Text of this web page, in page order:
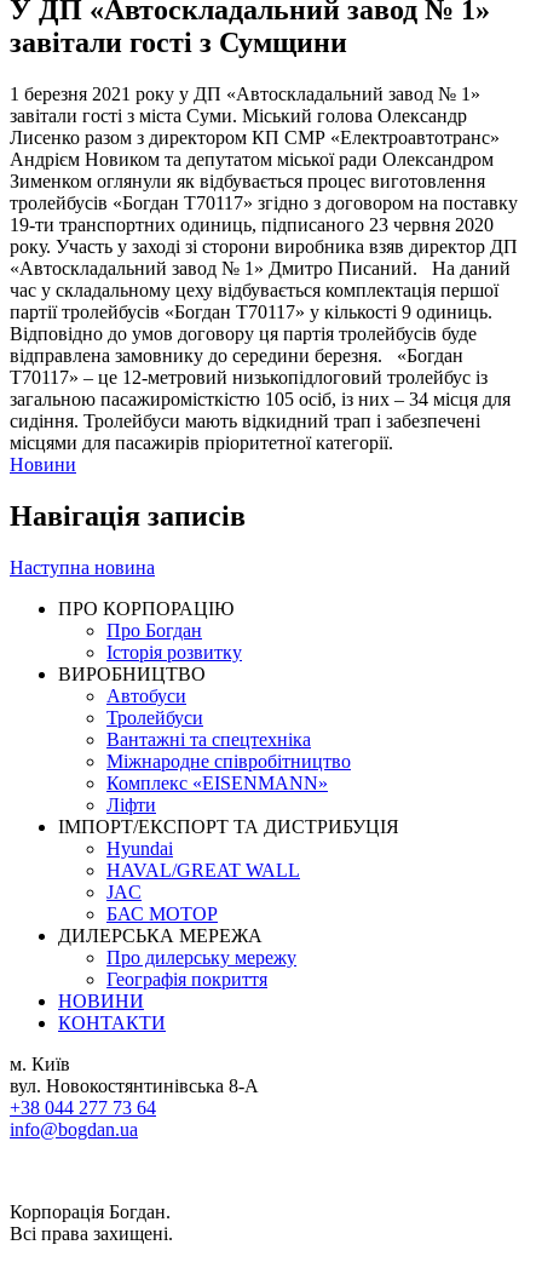
У ДП «Автоскладальний завод № 1»
завітали гості з Сумщини
1 березня 2021 року у ДП «Автоскладальний завод № 1»
завітали гості з міста Суми. Міський голова Олександр
Лисенко разом з директором КП СМР «Електроавтотранс»
Андрієм Новиком та депутатом міської ради Олександром
Зименком оглянули як відбувається процес виготовлення
тролейбусів «Богдан Т70117» згідно з договором на поставку
19-ти транспортних одиниць, підписаного 23 червня 2020
року. Участь у заході зі сторони виробника взяв директор ДП
«Автоскладальний завод № 1» Дмитро Писаний.
На даний
час у складальному цеху відбувається комплектація першої
партії тролейбусів «Богдан Т70117» у кількості 9 одиниць.
Відповідно до умов договору ця партія тролейбусів буде
відправлена замовнику до середини березня.
«Богдан
Т70117» – це 12-метровий низькопідлоговий тролейбус із
загальною пасажиромісткістю 105 осіб, із них – 34 місця для
сидіння. Тролейбуси мають відкидний трап і забезпечені
місцями для пасажирів пріоритетної категорії.
Новини
Навігація записів
Наступна новина
ПРО КОРПОРАЦІЮ
Про Богдан
Історія розвитку
ВИРОБНИЦТВО
Автобуси
Тролейбуси
Вантажні та спецтехніка
Міжнародне співробітництво
Комплекс «EISENMANN»
Ліфти
ІМПОРТ/ЕКСПОРТ ТА ДИСТРИБУЦІЯ
Hyundai
HAVAL/GREAT WALL
JAC
БАС МОТОР
ДИЛЕРСЬКА МЕРЕЖА
Про дилерську мережу
Географія покриття
НОВИНИ
КОНТАКТИ
м. Київ
вул. Новокостянтинівська 8-А
+38 044 277 73 64
info@bogdan.ua
Корпорація Богдан.
Всі права захищені.